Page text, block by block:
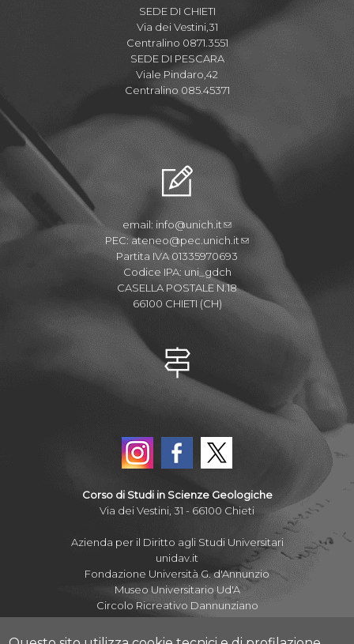
SEDE DI CHIETI
Via dei Vestini,31
Centralino 0871.3551
SEDE DI PESCARA
Viale Pindaro,42
Centralino 085.45371
email: info@unich.it
PEC: ateneo@pec.unich.it
Partita IVA 01335970693
Codice IPA: uni_gdch
CASELLA POSTALE N.18
66100 CHIETI (CH)
Corso di Studi in Scienze Geologiche
Via dei Vestini, 31 - 66100 Chieti
Azienda per il Diritto agli Studi Universitari
unidav.it
Fondazione Università G. d'Annunzio
Museo Universitario Ud'A
Circolo Ricreativo Dannunziano